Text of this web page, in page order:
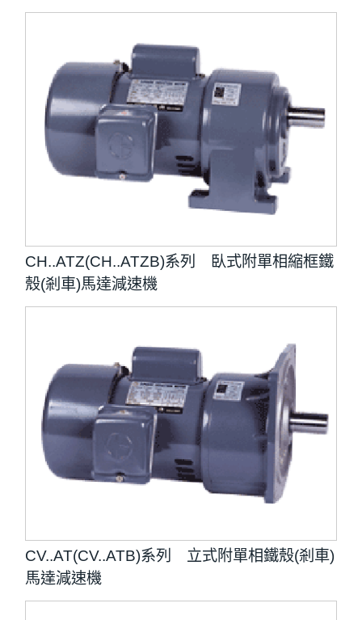
CH..ATZ(CH..ATZB)系列 臥式附單相縮框鐵
殼(剎車)馬達減速機
CV..AT(CV..ATB)系列 立式附單相鐵殼(剎車)
馬達減速機